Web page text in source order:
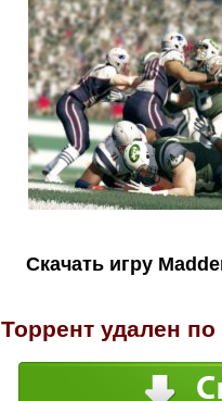
Скачать игру
Торрент удален